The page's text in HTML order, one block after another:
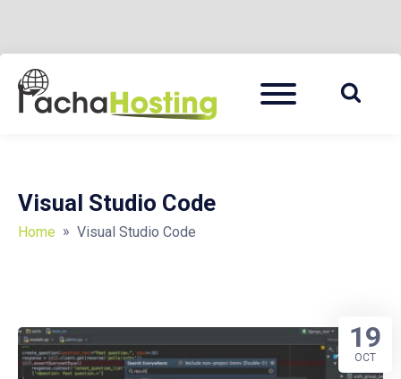
content
PACHA HOSTING BLOG
Menu
Visual Studio Code
Home » Visual Studio Code
19
OCT